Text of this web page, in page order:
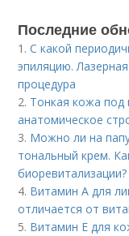
Последние
1.С какой
эпиляцию.
процедура
2. Тонкая кожа под
анатомическое
3. Можно ли на
тональный крем.
биоревитализации?
4. Витамин A для
отличается от
5. Витамин Е для